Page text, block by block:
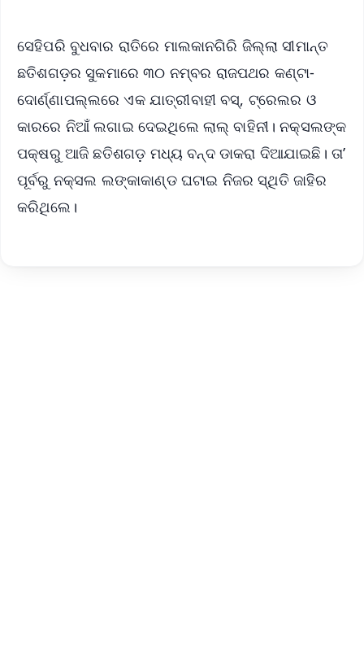
ସେହିପରି ବୁଧବାର ରାତିରେ ମାଲକାନଗିରି ଜିଲ୍ଲା ସୀମାନ୍ତ
ଛତିଶଗଡ଼ର ସୁକମାରେ ୩୦ ନମ୍ବର ରାଜପଥର କଣ୍ଟା-
ଦୋର୍ଣ୍ଣାପଲ୍ଲରେ ଏକ ଯାତ୍ରୀବାହୀ ବସ୍, ଟ୍ରେଲର ଓ
କାରରେ ନିଆଁ ଲଗାଇ ଦେଇଥିଲେ ଲାଲ୍ ବାହିନୀ। ନକ୍ସଲଙ୍କ
ପକ୍ଷରୁ ଆଜି ଛତିଶଗଡ଼ ମଧ୍ୟ ବନ୍ଦ ଡାକରା ଦିଆଯାଇଛି। ତା’
ପୂର୍ବରୁ ନକ୍ସଲ ଲଙ୍କାକାଣ୍ଡ ଘଟାଇ ନିଜର ସ୍ଥିତି ଜାହିର
କରିଥିଲେ।